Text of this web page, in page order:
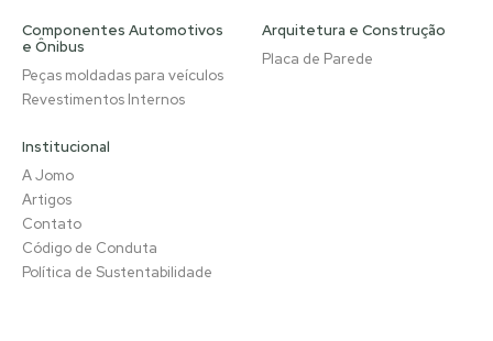
Componentes Automotivos
e Ônibus
Peças moldadas para veículos
Revestimentos Internos
Arquitetura e Construção
Placa de Parede
Institucional
A Jomo
Artigos
Contato
Código de Conduta
Política de Sustentabilidade